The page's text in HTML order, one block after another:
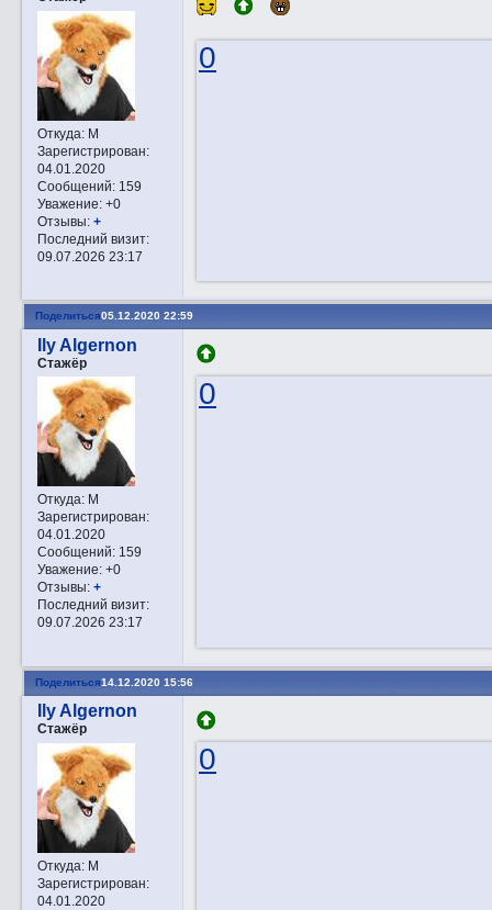
Откуда:М
Зарегистрирован:
04.01.2020
Сообщений:159
Уважение: +0
Отзывы: +
Последний визит:
09.07.2026 23:17
0
Поделиться05.12.2020 22:59
Ily Algernon
Стажёр
Откуда:М
Зарегистрирован:
04.01.2020
Сообщений:159
Уважение: +0
Отзывы: +
Последний визит:
09.07.2026 23:17
0
Поделиться14.12.2020 15:56
Ily Algernon
Стажёр
Откуда:М
Зарегистрирован:
04.01.2020
0